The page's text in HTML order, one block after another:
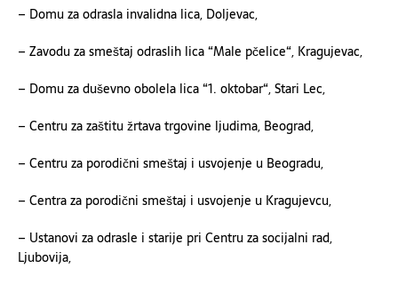
– Domu za odrasla invalidna lica, Doljevac,
– Zavodu za smeštaj odraslih lica “Male pčelice“, Kragujevac,
– Domu za duševno obolela lica “1. oktobar“, Stari Lec,
– Centru za zaštitu žrtava trgovine ljudima, Beograd,
– Centru za porodični smeštaj i usvojenje u Beogradu,
– Centra za porodični smeštaj i usvojenje u Kragujevcu,
– Ustanovi za odrasle i starije pri Centru za socijalni rad,
Ljubovija,